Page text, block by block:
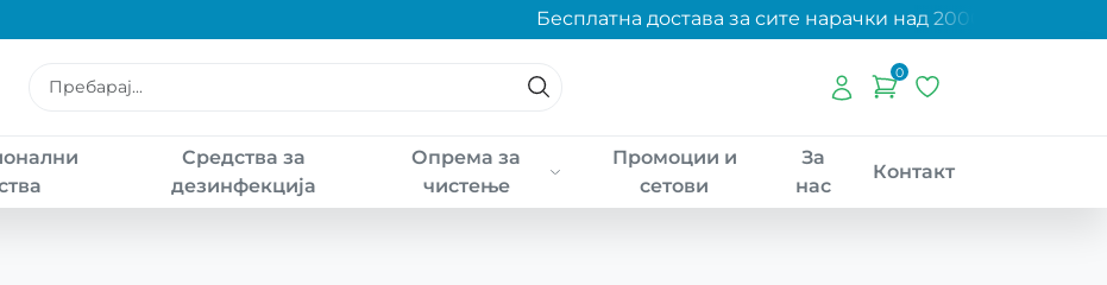
Бесплатна достава за сите нарачки над 2000 денари!
0
Средства за
дезинфекција
Опрема за
чистење
Промоции и
сетови
За
нас
Контакт